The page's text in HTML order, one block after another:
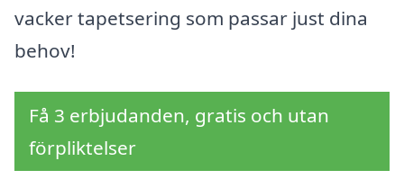
vacker tapetsering som passar just dina
behov!
Få 3 erbjudanden, gratis och utan
förpliktelser